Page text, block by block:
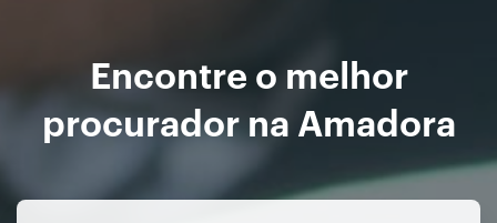
Encontre o melhor
procurador na Amadora